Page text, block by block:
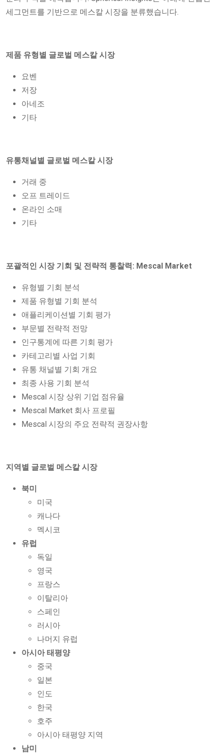
세그먼트를 기반으로 메스칼 시장을 분류했습니다.
제품 유형별 글로벌 메스칼 시장
요벤
저장
아네조
기타
유통채널별 글로벌 메스칼 시장
거래 중
오프 트레이드
온라인 소매
기타
포괄적인 시장 기회 및 전략적 통찰력: Mescal Market
유형별 기회 분석
제품 유형별 기회 분석
애플리케이션별 기회 평가
부문별 전략적 전망
인구통계에 따른 기회 평가
카테고리별 사업 기회
유통 채널별 기회 개요
최종 사용 기회 분석
Mescal 시장 상위 기업 점유율
Mescal Market 회사 프로필
Mescal 시장의 주요 전략적 권장사항
지역별 글로벌 메스칼 시장
북미
미국
캐나다
멕시코
유럽
독일
영국
프랑스
이탈리아
스페인
러시아
나머지 유럽
아시아 태평양
중국
일본
인도
한국
호주
아시아 태평양 지역
남미